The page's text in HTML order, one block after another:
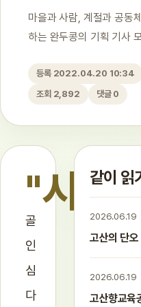
마을과 사람, 계절과 공동
하는 완두콩의 기획 기사
등록 2022.04.20 10:34
조회 2,892
댓글 0
"시
골
인
심
다
같이 읽
2026.06.19
고산의 단오
2026.06.19
고산향교육